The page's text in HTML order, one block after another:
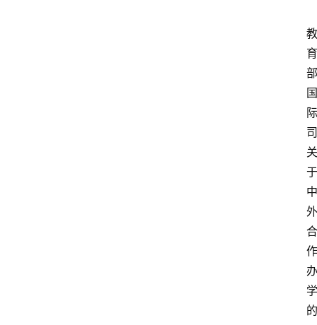
教
育
部
国
际
司
关
于
中
外
合
作
办
学
的